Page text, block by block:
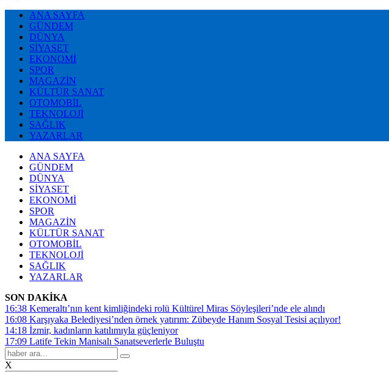
ANA SAYFA
GÜNDEM
DÜNYA
SİYASET
EKONOMİ
SPOR
MAGAZİN
KÜLTÜR SANAT
OTOMOBİL
TEKNOLOJİ
SAĞLIK
YAZARLAR
ANA SAYFA
GÜNDEM
DÜNYA
SİYASET
EKONOMİ
SPOR
MAGAZİN
KÜLTÜR SANAT
OTOMOBİL
TEKNOLOJİ
SAĞLIK
YAZARLAR
SON DAKİKA
16:38 Kemeraltı’nın kent kimliğindeki rolü Kültürel Miras Söyleşileri’nde ele alındı
16:08 Karşıyaka Belediyesi’nden örnek yatırım: Zübeyde Hanım Sosyal Tesisi açılıyor!
14:18 İzmir, kadınların katılımıyla güçleniyor
17:09 Latife Tekin Manisalı Sanatseverlerle Buluştu
X